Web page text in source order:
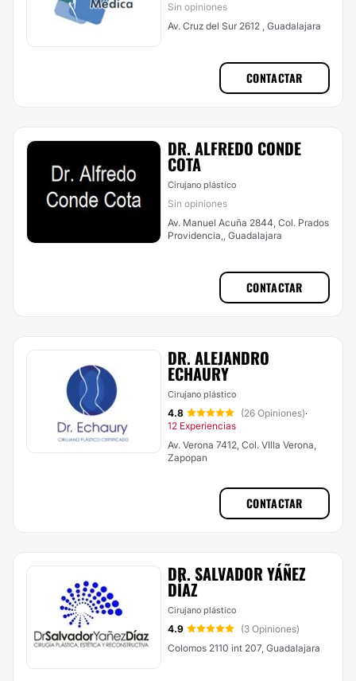
Sin opiniones
Av. Cruz del Sur 2612 , Guadalajara
CONTACTAR
DR. ALFREDO CONDE
COTA
Cirujano plástico
Sin opiniones
Av. Manuel Acuña 2844, Col. Prados
Providencia,, Guadalajara
CONTACTAR
DR. ALEJANDRO
ECHAURY
Cirujano plástico
4.8 (26 Opiniones)·
12 Experiencias
Av. Verona 7412, Col. VIlla Verona,
Zapopan
CONTACTAR
DR. SALVADOR YÁÑEZ
DÍAZ
Cirujano plástico
4.9
(3 Opiniones)
Colomos 2110 int 207, Guadalajara